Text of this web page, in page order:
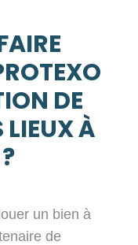
DE
LIEUX À
un bien à
de